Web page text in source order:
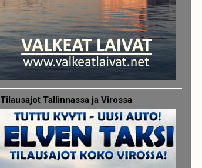
Tilausajot Tallinnassa ja Virossa